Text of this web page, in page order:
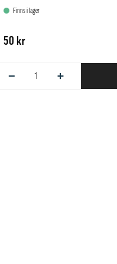
Finns i lager
50 kr
− +